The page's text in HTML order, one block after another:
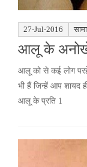
27-Jul-2016
आलू के अनोखे
आलू को से कई लोग
भी हैं जिन्हें आप शायद
आलू के प्रति 1